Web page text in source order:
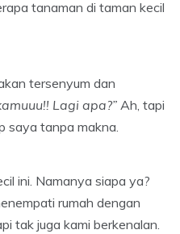
tanaman di taman kecil
tersenyum dan
Lagi apa?”Ah, tapi
saya tanpa makna.
ini. Namanya siapa ya?
rumah dengan
tak juga kami berkenalan.